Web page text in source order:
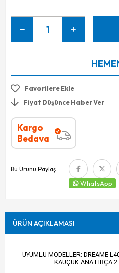
Favorilere Ekle
Fiyat Düşünce Haber Ver
Kargo
Bedava
Bu Ürünü Paylaş :
WhatsApp
ÜRÜN AÇIKLAMASI
UYUMLU MODELLER: DREAME
KAUÇUK ANA FIRÇA 2